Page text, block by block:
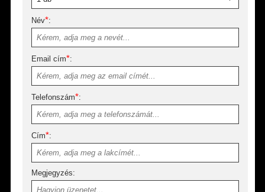
Név*:
Email cím*:
Telefonszám*:
Cím*:
Megjegyzés: